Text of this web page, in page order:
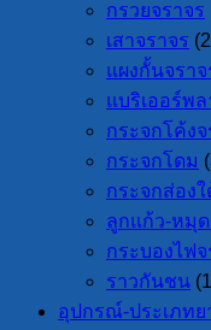
กรวยจราจร
เสาจราจร
แผงกั้นจราจ
แบริเออร์พ
กระจกโค้งจ
กระจกโดม
กระจกส่อง
ลูกแก้ว-หมุ
กระบองไฟจ
ราวกันชน
อุปกรณ์-ประเภทย